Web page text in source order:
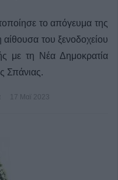
το απόγευμα της
του ξενοδοχείου
με τη Νέα Δημοκρατία
Σπάνιας.
17 Μαϊ 2023